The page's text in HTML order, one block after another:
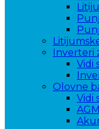
Inverteri
Vidi
Olovne
Vidi